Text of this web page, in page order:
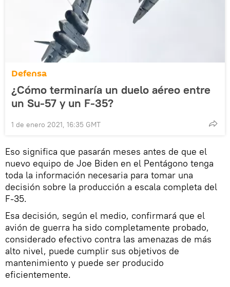
Defensa
¿Cómo terminaría un duelo aéreo entre
un Su-57 y un F-35?
1 de enero 2021, 16:35 GMT
Eso significa que pasarán meses antes de que el
nuevo equipo de Joe Biden en el Pentágono tenga
toda la información necesaria para tomar una
decisión sobre la producción a escala completa del
F-35.
Esa decisión, según el medio, confirmará que el
avión de guerra ha sido completamente probado,
considerado efectivo contra las amenazas de más
alto nivel, puede cumplir sus objetivos de
mantenimiento y puede ser producido
eficientemente.